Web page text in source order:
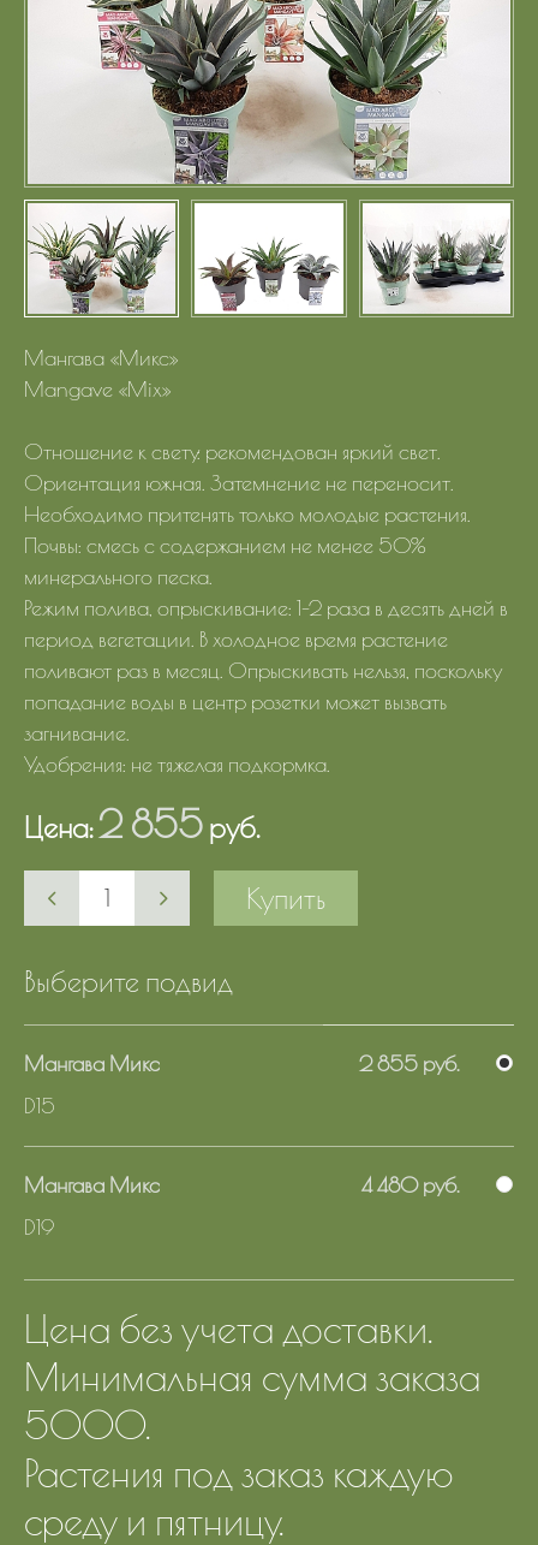
Мангава «Микс»
Mangave «Mix»
Отношение к свету: рекомендован яркий свет.
Ориентация южная. Затемнение не переносит.
Необходимо притенять только молодые растения.
Почвы: смесь с содержанием не менее 50%
минерального песка.
Режим полива, опрыскивание: 1-2 раза в десять дней в
период вегетации. В холодное время растение
поливают раз в месяц. Опрыскивать нельзя, поскольку
попадание воды в центр розетки может вызвать
загнивание.
Удобрения: не тяжелая подкормка.
Цена:2 855 руб.
Купить
Выберите подвид
Мангава Микс
D15
2 855 руб.
Мангава Микс
D19
4 480 руб.
Цена без учета доставки.
Минимальная сумма заказа
5000.
Растения под заказ каждую
среду и пятницу.